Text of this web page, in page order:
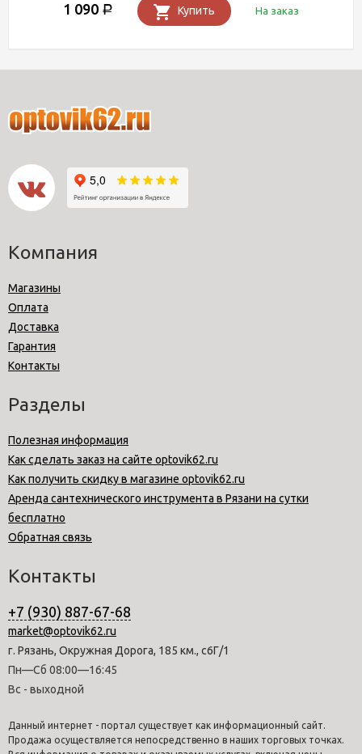
1 090 Р Купить На заказ
Компания
Магазины
Оплата
Доставка
Гарантия
Контакты
Разделы
Полезная информация
Как сделать заказ на сайте optovik62.ru
Как получить скидку в магазине optovik62.ru
Аренда сантехнического инструмента в Рязани на сутки
бесплатно
Обратная связь
Контакты
+7 (930) 887-67-68
market@optovik62.ru
г. Рязань, Окружная Дорога, 185 км., с6Г/1
Пн—Сб 08:00—16:45
Вс - выходной
Данный интернет - портал существует как информационный сайт.
Продажа осуществляется непосредственно в наших торговых точках.